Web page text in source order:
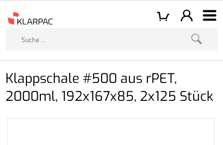
Klappschale #500 aus rPET,
2000ml, 192x167x85, 2x125 Stück